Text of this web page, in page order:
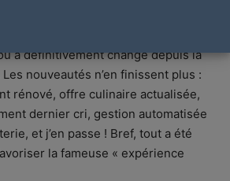
a définitivement changé depuis la
nouveautés n’en finissent plus :
rénové, offre culinaire actualisée,
dernier cri, gestion automatisée
et j’en passe ! Bref, tout a été
la fameuse « expérience